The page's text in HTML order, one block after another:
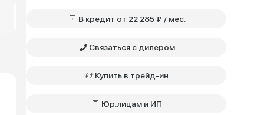
Бензин • Передний
Бензин • Передний
В кредит от 22 285 ₽ / мес.
Связаться с дилером
Купить в трейд-ин
Юр.лицам и ИП